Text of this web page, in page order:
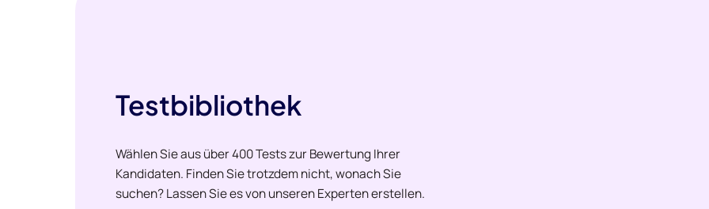
Testbibliothek
Wählen Sie aus über 400 Tests zur Bewertung Ihrer
Kandidaten. Finden Sie trotzdem nicht, wonach Sie
suchen? Lassen Sie es von unseren Experten erstellen.